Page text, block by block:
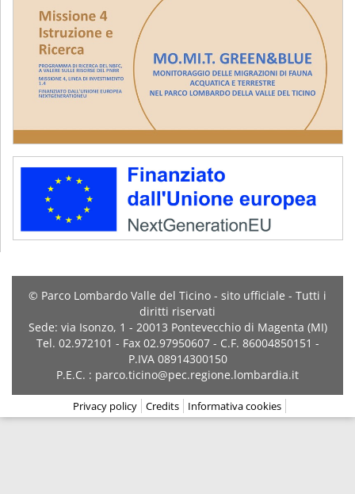
© Parco Lombardo Valle del Ticino - sito ufficiale - Tutti i
diritti riservati
Sede: via Isonzo, 1 - 20013 Pontevecchio di Magenta (MI)
Tel. 02.972101 - Fax 02.97950607 - C.F. 86004850151 -
P.IVA 08914300150
P.E.C. : parco.ticino@pec.regione.lombardia.it
Privacy policy Credits Informativa cookies